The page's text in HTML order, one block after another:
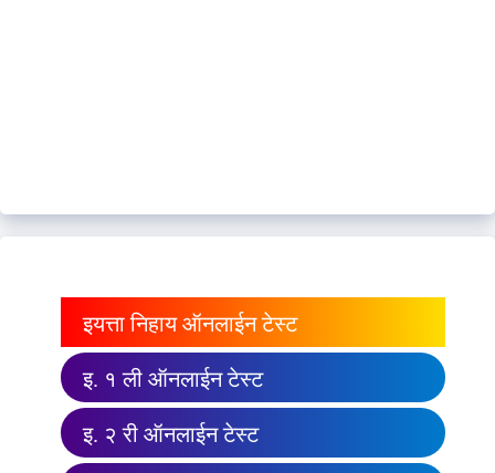
इयत्ता निहाय ऑनलाईन टेस्ट
इ. १ ली ऑनलाईन टेस्ट
इ. २ री ऑनलाईन टेस्ट